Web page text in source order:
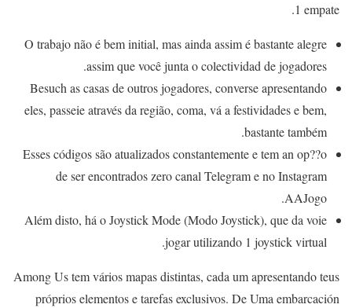
1 empate.
O trabajo não é bem initial, mas ainda assim é bastante alegre
assim que você junta o colectividad de jogadores.
Besuch as casas de outros jogadores, converse apresentando
eles, passeie através da região, coma, vá a festividades e bem,
bastante também.
Esses códigos são atualizados constantemente e tem an op??o
de ser encontrados zero canal Telegram e no Instagram
AAJogo.
Além disto, há o Joystick Mode (Modo Joystick), que da voie
jogar utilizando 1 joystick virtual.
Among Us tem vários mapas distintas, cada um apresentando teus
próprios elementos e tarefas exclusivos. De Uma embarcación